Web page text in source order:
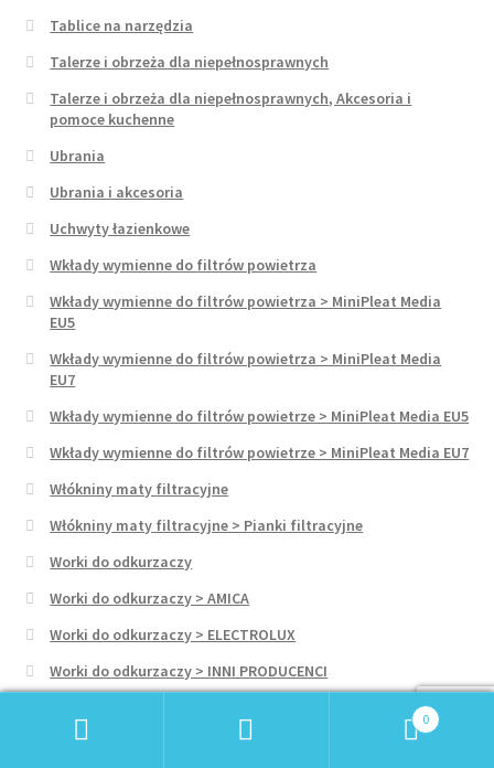
Tablice na narzędzia
Talerze i obrzeża dla niepełnosprawnych
Talerze i obrzeża dla niepełnosprawnych, Akcesoria i
pomoce kuchenne
Ubrania
Ubrania i akcesoria
Uchwyty łazienkowe
Wkłady wymienne do filtrów powietrza
Wkłady wymienne do filtrów powietrza > MiniPleat Media
EU5
Wkłady wymienne do filtrów powietrza > MiniPleat Media
EU7
Wkłady wymienne do filtrów powietrze > MiniPleat Media EU5
Wkłady wymienne do filtrów powietrze > MiniPleat Media EU7
Włókniny maty filtracyjne
Włókniny maty filtracyjne > Pianki filtracyjne
Worki do odkurzaczy
Worki do odkurzaczy > AMICA
Worki do odkurzaczy > ELECTROLUX
Worki do odkurzaczy > INNI PRODUCENCI
Worki do odkurzaczy > NUMATIC
0